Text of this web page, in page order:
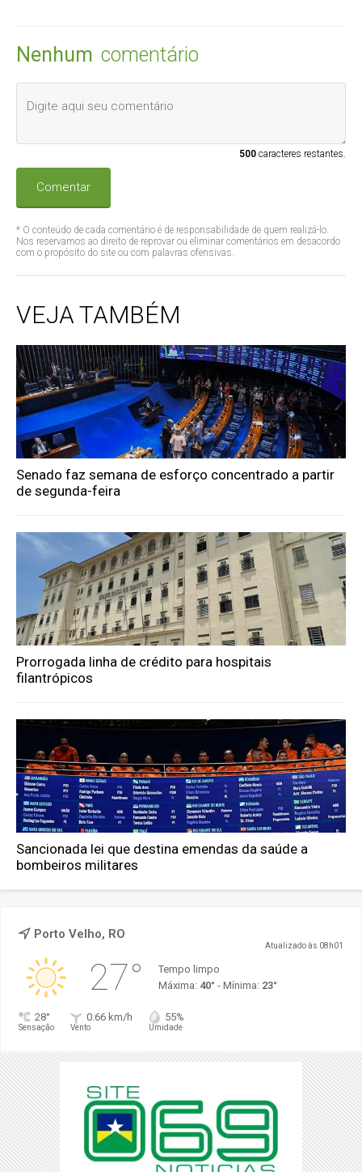
Nenhum comentário
500caracteres restantes.
Comentar
* O conteúdo de cada comentário é de responsabilidade de quem realizá-lo.
Nos reservamos ao direito de reprovar ou eliminar comentários em desacordo
com o propósito do site ou com palavras ofensivas.
VEJA TAMBÉM
Senado faz semana de esforço concentrado a partir
de segunda-feira
Prorrogada linha de crédito para hospitais
filantrópicos
Sancionada lei que destina emendas da saúde a
bombeiros militares
Porto Velho, RO
Atualizado às 08h01
27°
Tempo limpo
Máxima: 40° - Mínima: 23°
28°
Sensação
0.66 km/h
Vento
55%
Umidade